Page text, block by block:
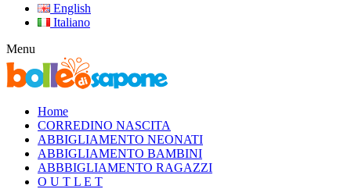
English
Italiano
Menu
Home
CORREDINO NASCITA
ABBIGLIAMENTO NEONATI
ABBIGLIAMENTO BAMBINI
ABBBIGLIAMENTO RAGAZZI
O U T L E T